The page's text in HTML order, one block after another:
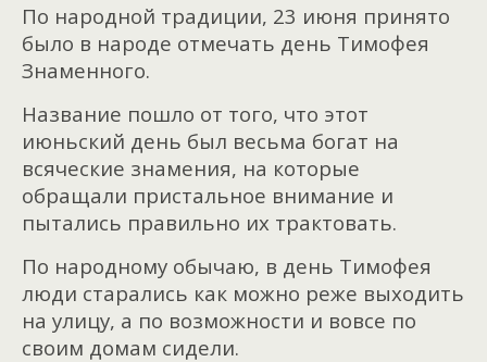
По народной традиции, 23 июня принято
было в народе отмечать день Тимофея
Знаменного.
Название пошло от того, что этот
июньский день был весьма богат на
всяческие знамения, на которые
обращали пристальное внимание и
пытались правильно их трактовать.
По народному обычаю, в день Тимофея
люди старались как можно реже выходить
на улицу, а по возможности и вовсе по
своим домам сидели.